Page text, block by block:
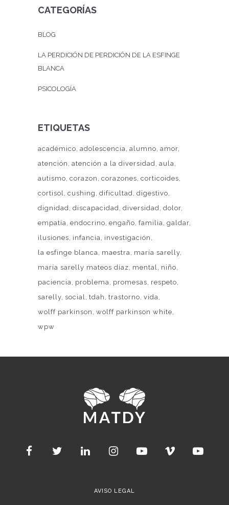
CATEGORÍAS
BLOG
LA PERDICIÓN DE PERDICIÓN DE LA ESFINGE
BLANCA
PSICOLOGÍA
ETIQUETAS
académico adolescencia alumno amor
atención atención a la diversidad aula
autismo corazon corazones corticoides
cortisol cushing dificultad digestivo
dignidad discapacidad diversidad dolor
empatía endocrino engaño familia galdar
ilusiones infancia investigación
la esfinge blanca maestra maría sarelly
maría sarelly mateos díaz mental niño
paciencia problema promesas respeto
sarelly social tdah trastorno vida
wolff parkinson wolff parkinson white
wpw
AVISO LEGAL